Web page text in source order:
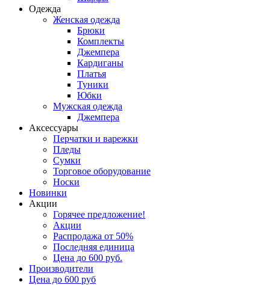
Одежда
Женская одежда
Брюки
Комплекты
Джемпера
Кардиганы
Платья
Туники
Юбки
Мужская одежда
Джемпера
Аксессуары
Перчатки и варежки
Пледы
Сумки
Торговое оборудование
Носки
Новинки
Акции
Горячее предложение!
Акции
Распродажа от 50%
Последняя единица
Цена до 600 руб.
Производители
Цена до 600 руб